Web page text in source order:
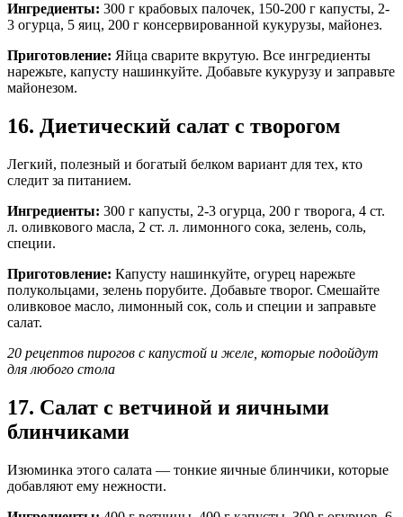
Ингредиенты: 300 г крабовых палочек, 150-200 г капусты, 2-
3 огурца, 5 яиц, 200 г консервированной кукурузы, майонез.
Приготовление: Яйца сварите вкрутую. Все ингредиенты
нарежьте, капусту нашинкуйте. Добавьте кукурузу и заправьте
майонезом.
16. Диетический салат с творогом
Легкий, полезный и богатый белком вариант для тех, кто
следит за питанием.
Ингредиенты: 300 г капусты, 2-3 огурца, 200 г творога, 4 ст.
л. оливкового масла, 2 ст. л. лимонного сока, зелень, соль,
специи.
Приготовление: Капусту нашинкуйте, огурец нарежьте
полукольцами, зелень порубите. Добавьте творог. Смешайте
оливковое масло, лимонный сок, соль и специи и заправьте
салат.
20 рецептов пирогов с капустой и желе, которые подойдут
для любого стола
17. Салат с ветчиной и яичными
блинчиками
Изюминка этого салата — тонкие яичные блинчики, которые
добавляют ему нежности.